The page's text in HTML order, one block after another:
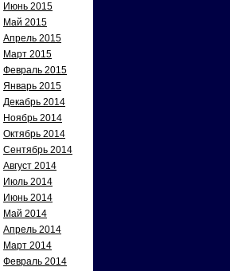
Июнь 2015
Май 2015
Апрель 2015
Март 2015
Февраль 2015
Январь 2015
Декабрь 2014
Ноябрь 2014
Октябрь 2014
Сентябрь 2014
Август 2014
Июль 2014
Июнь 2014
Май 2014
Апрель 2014
Март 2014
Февраль 2014